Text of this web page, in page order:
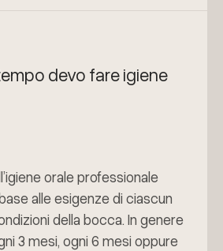
devo fare igiene
orale professionale
alle esigenze di ciascun
della bocca. In genere
3 mesi, ogni 6 mesi oppure